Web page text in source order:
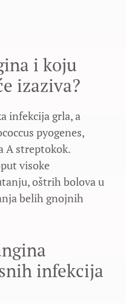
i koju
izaziva?
infekcija grla, a
pyogenes,
A streptokok.
visoke
oštrih bolova u
belih gnojnih
infekcija